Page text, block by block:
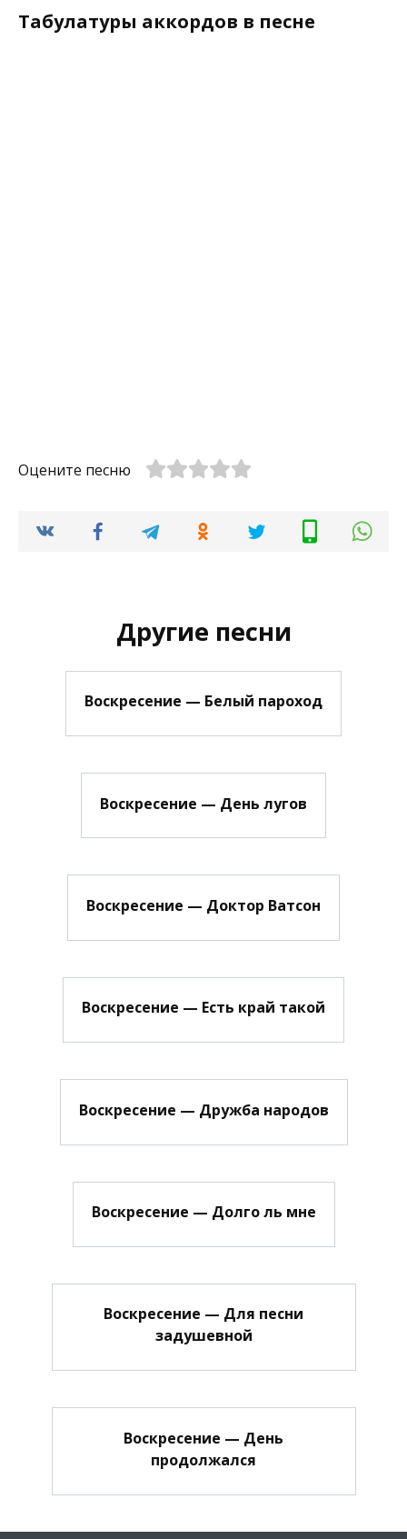
Табулатуры аккордов в песне
Оцените песню
Другие песни
Воскресение — Белый пароход
Воскресение — День лугов
Воскресение — Доктор Ватсон
Воскресение — Есть край такой
Воскресение — Дружба народов
Воскресение — Долго ль мне
Воскресение — Для песни
задушевной
Воскресение — День
продолжался